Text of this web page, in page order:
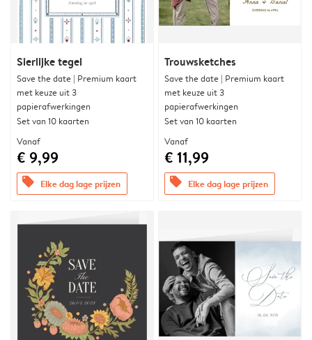
Sierlijke tegel
Save the date | Premium kaart
met keuze uit 3
papierafwerkingen
Set van 10 kaarten
Vanaf
€ 9,99
offers Elke dag lage prijzen
Trouwsketches
Save the date | Premium kaart
met keuze uit 3
papierafwerkingen
Set van 10 kaarten
Vanaf
€ 11,99
offers Elke dag lage prijzen